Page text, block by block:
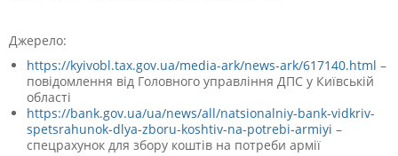
Джерело:
https://kyivobl.tax.gov.ua/media-ark/news-ark/617140.html –
повідомлення від Головного управління ДПС у Київській
області
https://bank.gov.ua/ua/news/all/natsionalniy-bank-vidkriv-
spetsrahunok-dlya-zboru-koshtiv-na-potrebi-armiyi –
спецрахунок для збору коштів на потреби армії